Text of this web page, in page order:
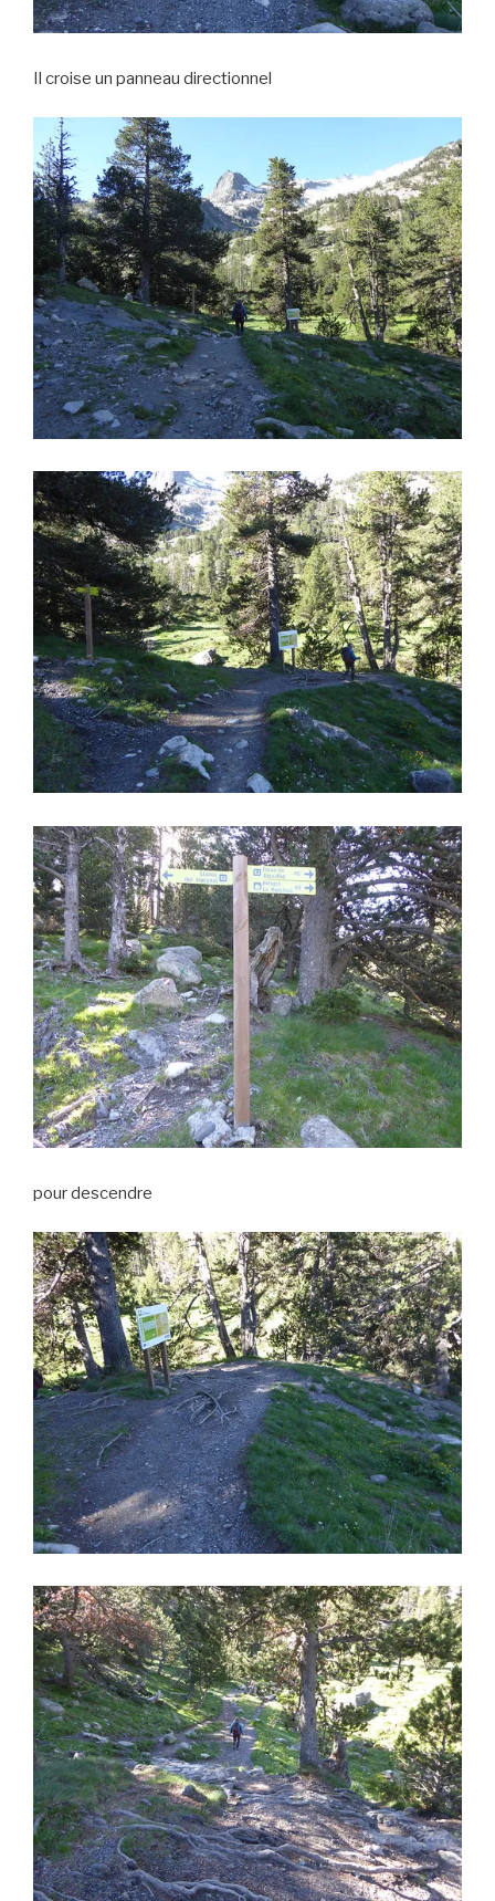
Il croise un panneau directionnel
pour descendre